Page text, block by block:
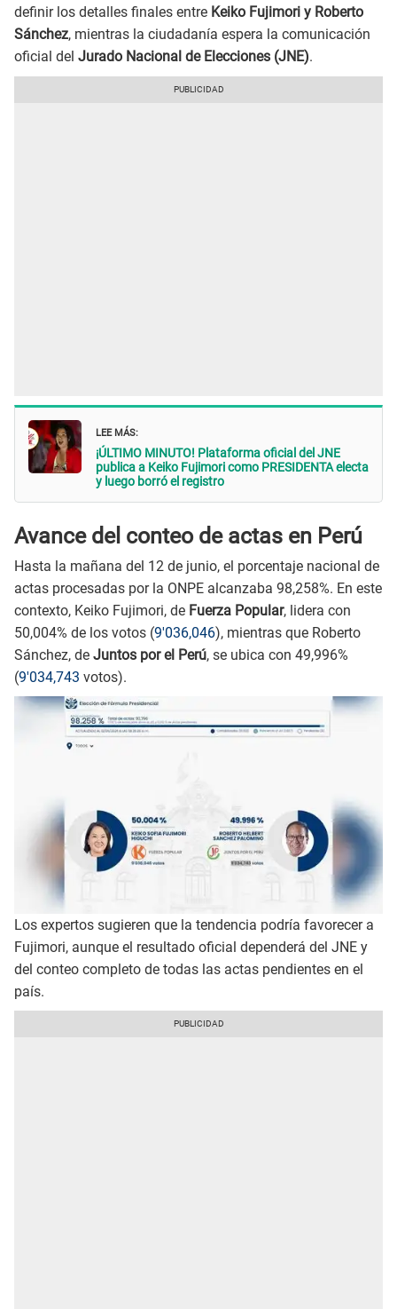
definir los detalles finales entre Keiko Fujimori y Roberto
Sánchez, mientras la ciudadanía espera la comunicación
oficial del Jurado Nacional de Elecciones (JNE).
LEE MÁS:
¡ÚLTIMO MINUTO! Plataforma oficial del JNE
publica a Keiko Fujimori como PRESIDENTA electa
y luego borró el registro
Avance del conteo de actas en Perú
Hasta la mañana del 12 de junio, el porcentaje nacional de
actas procesadas por la ONPE alcanzaba 98,258%. En este
contexto, Keiko Fujimori, de Fuerza Popular, lidera con
50,004% de los votos (9'036,046), mientras que Roberto
Sánchez, de Juntos por el Perú, se ubica con 49,996%
(9'034,743 votos).
Los expertos sugieren que la tendencia podría favorecer a
Fujimori, aunque el resultado oficial dependerá del JNE y
del conteo completo de todas las actas pendientes en el
país.